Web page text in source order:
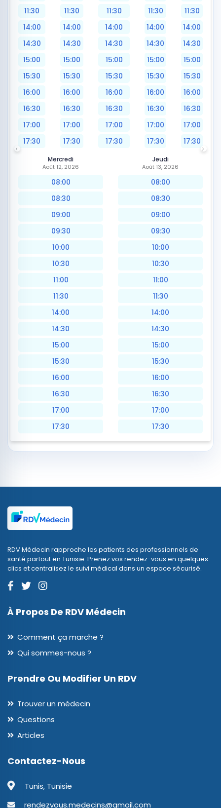
11:30
14:00
14:30
15:00
15:30
16:00
16:30
17:00
17:30
11:30
14:00
14:30
15:00
15:30
16:00
16:30
17:00
17:30
11:30
14:00
14:30
15:00
15:30
16:00
16:30
17:00
17:30
11:30
14:00
14:30
15:00
15:30
16:00
16:30
17:00
17:30
11:30
14:00
14:30
15:00
15:30
16:00
16:30
17:00
17:30
Mercredi
Août 12, 2026
08:00
08:30
09:00
09:30
10:00
10:30
11:00
11:30
14:00
14:30
15:00
15:30
16:00
16:30
17:00
17:30
Jeudi
Août 13, 2026
08:00
08:30
09:00
09:30
10:00
10:30
11:00
11:30
14:00
14:30
15:00
15:30
16:00
16:30
17:00
17:30
RDV Médecin rapproche les patients des professionnels de
santé partout en Tunisie. Prenez vos rendez-vous en quelques
clics et centralisez le suivi médical dans un espace sécurisé.
À Propos De RDV Médecin
Comment ça marche ?
Qui sommes-nous ?
Prendre Ou Modifier Un RDV
Trouver un médecin
Questions
Articles
Contactez-Nous
Tunis, Tunisie
rendezvous.medecins@gmail.com